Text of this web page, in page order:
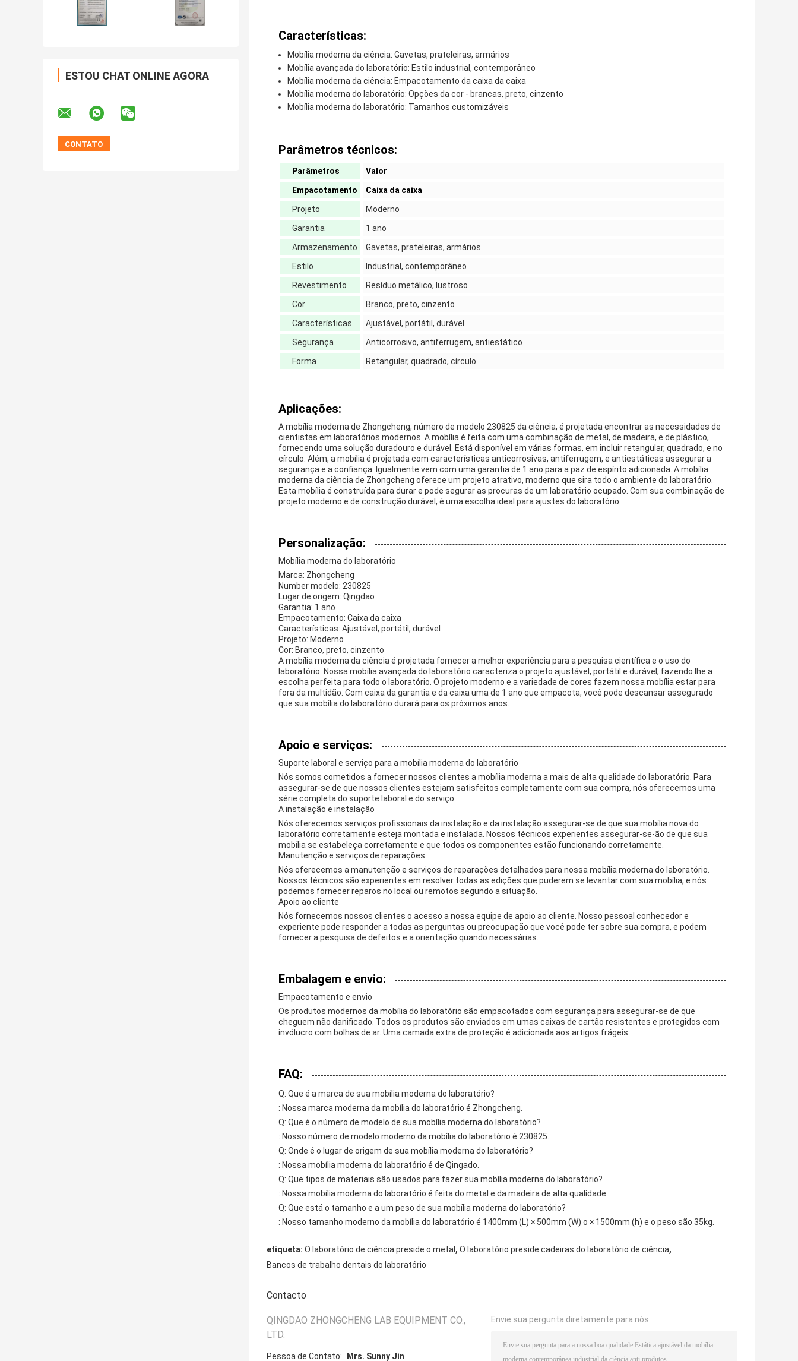
ESTOU CHAT ONLINE AGORA
Características:
Mobília moderna da ciência: Gavetas, prateleiras, armários
Mobília avançada do laboratório: Estilo industrial, contemporâneo
Mobília moderna da ciência: Empacotamento da caixa da caixa
Mobília moderna do laboratório: Opções da cor - brancas, preto, cinzento
Mobília moderna do laboratório: Tamanhos customizáveis
Parâmetros técnicos:
Parâmetros
Valor
Empacotamento
Caixa da caixa
Projeto
Moderno
Garantia
1 ano
Armazenamento
Gavetas, prateleiras, armários
Estilo
Industrial, contemporâneo
Revestimento
Resíduo metálico, lustroso
Cor
Branco, preto, cinzento
Características
Ajustável, portátil, durável
Segurança
Anticorrosivo, antiferrugem, antiestático
Forma
Retangular, quadrado, círculo
Aplicações:
A mobília moderna de Zhongcheng, número de modelo 230825 da ciência, é projetada encontrar as necessidades de
cientistas em laboratórios modernos. A mobília é feita com uma combinação de metal, de madeira, e de plástico,
fornecendo uma solução duradouro e durável. Está disponível em várias formas, em incluir retangular, quadrado, e no
círculo. Além, a mobília é projetada com características anticorrosivas, antiferrugem, e antiestáticas assegurar a
segurança e a confiança. Igualmente vem com uma garantia de 1 ano para a paz de espírito adicionada. A mobília
moderna da ciência de Zhongcheng oferece um projeto atrativo, moderno que sira todo o ambiente do laboratório.
Esta mobília é construída para durar e pode segurar as procuras de um laboratório ocupado. Com sua combinação de
projeto moderno e de construção durável, é uma escolha ideal para ajustes do laboratório.
Personalização:
Mobília moderna do laboratório
Marca: Zhongcheng
Number modelo: 230825
Lugar de origem: Qingdao
Garantia: 1 ano
Empacotamento: Caixa da caixa
Características: Ajustável, portátil, durável
Projeto: Moderno
Cor: Branco, preto, cinzento
A mobília moderna da ciência é projetada fornecer a melhor experiência para a pesquisa científica e o uso do
laboratório. Nossa mobília avançada do laboratório caracteriza o projeto ajustável, portátil e durável, fazendo lhe a
escolha perfeita para todo o laboratório. O projeto moderno e a variedade de cores fazem nossa mobília estar para
fora da multidão. Com caixa da garantia e da caixa uma de 1 ano que empacota, você pode descansar assegurado
que sua mobília do laboratório durará para os próximos anos.
Apoio e serviços:
Suporte laboral e serviço para a mobília moderna do laboratório
Nós somos cometidos a fornecer nossos clientes a mobília moderna a mais de alta qualidade do laboratório. Para
assegurar-se de que nossos clientes estejam satisfeitos completamente com sua compra, nós oferecemos uma
série completa do suporte laboral e do serviço.
A instalação e instalação
Nós oferecemos serviços profissionais da instalação e da instalação assegurar-se de que sua mobília nova do
laboratório corretamente esteja montada e instalada. Nossos técnicos experientes assegurar-se-ão de que sua
mobília se estabeleça corretamente e que todos os componentes estão funcionando corretamente.
Manutenção e serviços de reparações
Nós oferecemos a manutenção e serviços de reparações detalhados para nossa mobília moderna do laboratório.
Nossos técnicos são experientes em resolver todas as edições que puderem se levantar com sua mobília, e nós
podemos fornecer reparos no local ou remotos segundo a situação.
Apoio ao cliente
Nós fornecemos nossos clientes o acesso a nossa equipe de apoio ao cliente. Nosso pessoal conhecedor e
experiente pode responder a todas as perguntas ou preocupação que você pode ter sobre sua compra, e podem
fornecer a pesquisa de defeitos e a orientação quando necessárias.
Embalagem e envio:
Empacotamento e envio
Os produtos modernos da mobília do laboratório são empacotados com segurança para assegurar-se de que
cheguem não danificado. Todos os produtos são enviados em umas caixas de cartão resistentes e protegidos com
invólucro com bolhas de ar. Uma camada extra de proteção é adicionada aos artigos frágeis.
FAQ:
Q: Que é a marca de sua mobília moderna do laboratório?
: Nossa marca moderna da mobília do laboratório é Zhongcheng.
Q: Que é o número de modelo de sua mobília moderna do laboratório?
: Nosso número de modelo moderno da mobília do laboratório é 230825.
Q: Onde é o lugar de origem de sua mobília moderna do laboratório?
: Nossa mobília moderna do laboratório é de Qingado.
Q: Que tipos de materiais são usados para fazer sua mobília moderna do laboratório?
: Nossa mobília moderna do laboratório é feita do metal e da madeira de alta qualidade.
Q: Que está o tamanho e a um peso de sua mobília moderna do laboratório?
: Nosso tamanho moderno da mobília do laboratório é 1400mm (L) × 500mm (W) o × 1500mm (h) e o peso são 35kg.
etiqueta: O laboratório de ciência preside o metal , O laboratório preside cadeiras do laboratório de ciência,
Bancos de trabalho dentais do laboratório
Contacto
QINGDAO ZHONGCHENG LAB EQUIPMENT CO.,
LTD.
Pessoa de Contato: Mrs. Sunny Jin
Envie sua pergunta diretamente para nós